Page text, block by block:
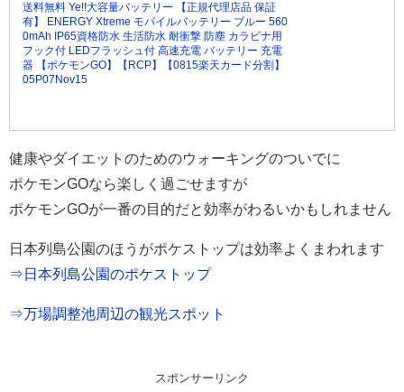
送料無料 Ye!!大容量バッテリー 【正規代理店品 保証
有】 ENERGY Xtreme モバイルバッテリー ブルー 560
0mAh IP65資格防水 生活防水 耐衝撃 防塵 カラビナ用
フック付 LEDフラッシュ付 高速充電 バッテリー 充電
器 【ポケモンGO】【RCP】【0815楽天カード分割】
05P07Nov15
健康やダイエットのためのウォーキングのついでに
ポケモンGOなら楽しく過ごせますが
ポケモンGOが一番の目的だと効率がわるいかもしれません
日本列島公園のほうがポケストップは効率よくまわれます
⇒日本列島公園のポケストップ
⇒万場調整池周辺の観光スポット
スポンサーリンク